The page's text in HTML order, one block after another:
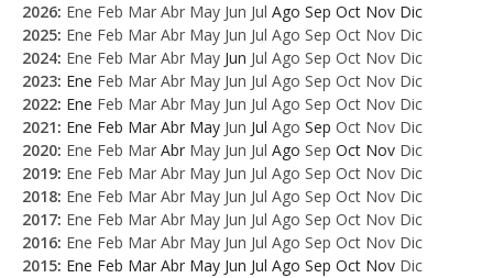
2026: Ene Feb Mar Abr May Jun Jul Ago Sep Oct Nov Dic
2025: Ene Feb Mar Abr May Jun Jul Ago Sep Oct Nov Dic
2024: Ene Feb Mar Abr May Jun Jul Ago Sep Oct Nov Dic
2023: Ene Feb Mar Abr May Jun Jul Ago Sep Oct Nov Dic
2022: Ene Feb Mar Abr May Jun Jul Ago Sep Oct Nov Dic
2021: Ene Feb Mar Abr May Jun Jul Ago Sep Oct Nov Dic
2020: Ene Feb Mar Abr May Jun Jul Ago Sep Oct Nov Dic
2019: Ene Feb Mar Abr May Jun Jul Ago Sep Oct Nov Dic
2018: Ene Feb Mar Abr May Jun Jul Ago Sep Oct Nov Dic
2017: Ene Feb Mar Abr May Jun Jul Ago Sep Oct Nov Dic
2016: Ene Feb Mar Abr May Jun Jul Ago Sep Oct Nov Dic
2015: Ene Feb Mar Abr May Jun Jul Ago Sep Oct Nov Dic